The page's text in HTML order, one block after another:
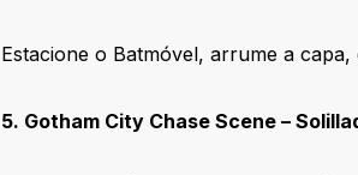
Estacione o Batmóvel, arrume a
5. Gotham City Chase Scene –